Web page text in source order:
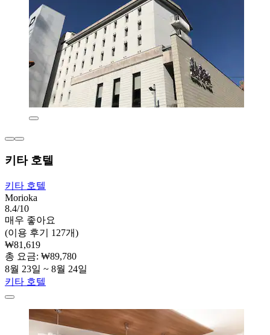
키타 호텔
키타 호텔
Morioka
8.4/10
매우 좋아요
(이용 후기 127개)
₩81,619
총 요금: ₩89,780
8월 23일 ~ 8월 24일
키타 호텔